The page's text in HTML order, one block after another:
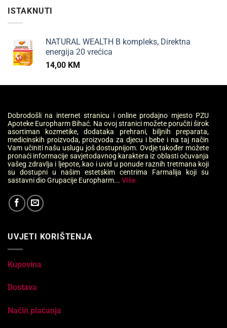
ISTAKNUTI
NATURAL WEALTH B kompleks, Direktna
energija 20 vrećica
14,00 KM
Dobrodošli na internet stranicu i online prodajno mjesto PZU
Apoteke Europharm Bihać. Na ovoj stranici možete poručiti širok
asortiman kozmetike, dodataka prehrani, biljnih preparata,
medicinskih proizvoda, proizvoda za djecu i bebe i na taj način
Vam učiniti našu uslugu još dostupnijom. Ovdje također možete
pronaći informacije savjetodavnog karaktera iz oblasti očuvanja
vašeg zdravlja i ljepote, kao i uvid u ponude raznih tretmana koji
su dostupni u našim estetskim centrima Farmalija koji su
sastavni dio Grupacije Europharm... Više
UVJETI KORIŠTENJA
Kupovina
Dostava
Način plaćanja